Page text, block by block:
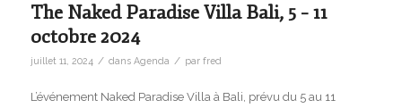
The Naked Paradise Villa Bali, 5 – 11
octobre 2024
juillet 11, 2024 / dans Agenda / par fred
L’événement Naked Paradise Villa à Bali, prévu du 5 au 11